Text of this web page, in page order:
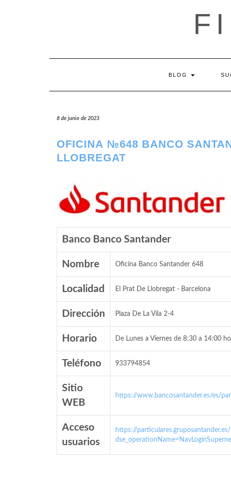
BLOG
8 de junio de 2023
OFICINA №648 BANCO
LLOBREGAT
Banco Banco Santander
Nombre Oficina Banco Santander 648
Localidad El Prat De Llobregat - Barcelona
Dirección Plaza De La Vila 2-4
Horario De Lunes a Viernes de 8:30 a 14:00
Teléfono 933794854
Sitio
WEB
https://www.bancosantander.es/es/
Acceso
usuarios
https://